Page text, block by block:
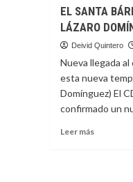
EL SANTA
LÁZARO
Deivid Quintero
Nueva llegada
esta nueva
Domínguez) El
confirmado un
Leer más